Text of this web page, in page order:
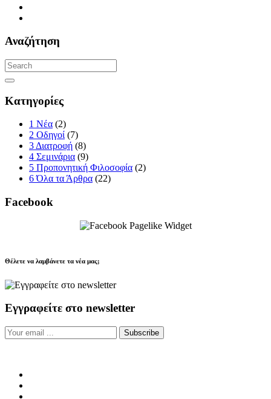
Αναζήτηση
Κατηγορίες
1 Νέα (2)
2 Οδηγοί (7)
3 Διατροφή (8)
4 Σεμινάρια (9)
5 Προπονητική Φιλοσοφία (2)
6 Όλα τα Άρθρα (22)
Facebook
Θέλετε να λαμβάνετε τα νέα μας;
Εγγραφείτε στο newsletter
Subscribe